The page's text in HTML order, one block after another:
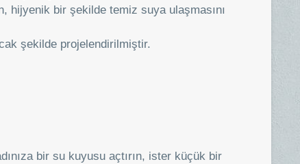
hijyenik bir şekilde temiz suya ulaşmasını
şekilde projelendirilmiştir.
bir su kuyusu açtırın, ister küçük bir